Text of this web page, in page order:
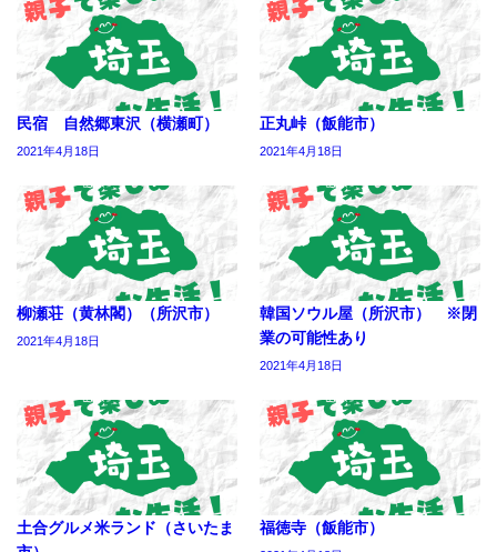
民宿 自然郷東沢（横瀬町）
2021年4月18日
正丸峠（飯能市）
2021年4月18日
柳瀬荘（黄林閣）（所沢市）
2021年4月18日
韓国ソウル屋（所沢市） ※閉
業の可能性あり
2021年4月18日
土合グルメ米ランド（さいたま
福徳寺（飯能市）